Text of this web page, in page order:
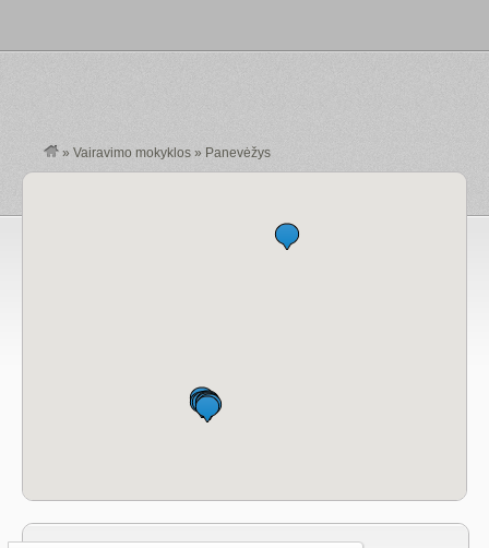
» Vairavimo mokyklos » Panevėžys